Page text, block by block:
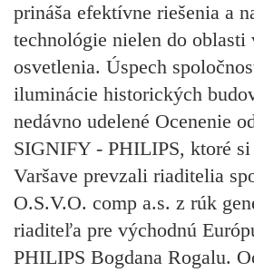
prináša efektívne riešenia a
technológie nielen do oblasti
osvetlenia. Úspech
iluminácie historických
nedávno udelené Ocenenie
SIGNIFY - PHILIPS, ktoré
Varšave prevzali riaditelia
O.S.V.O. comp a.s. z rúk
riaditeľa pre východnú
PHILIPS Bogdana Rogalu.